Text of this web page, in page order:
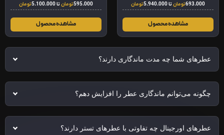
693.000تومانتا5.940.000تومان
مشاهده محصول
595.000تومانتا5.100.000تومان
مشاهده محصول
عطرهای شما چه مدت ماندگاری دارند؟
چگونه می‌توانم ماندگاری عطر را افزایش دهم؟
عطرهای اورجینال چه تفاوتی با عطرهای تستر دارند؟